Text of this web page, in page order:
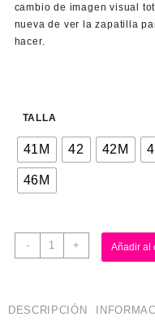
cambio de imagen visual
nueva de ver la zapatilla
hacer.
TALLA
41M 42 42M
46M
- + Añadir al
DESCRIPCIÓN